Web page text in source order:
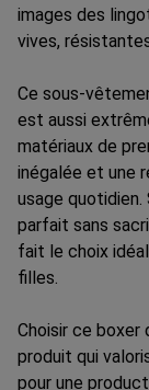
images des
vives,
Ce sous-
est aussi
matériaux de
inégalée et une
usage quotidien.
parfait sans
fait le choix
filles.
Choisir ce boxer
produit qui
pour une